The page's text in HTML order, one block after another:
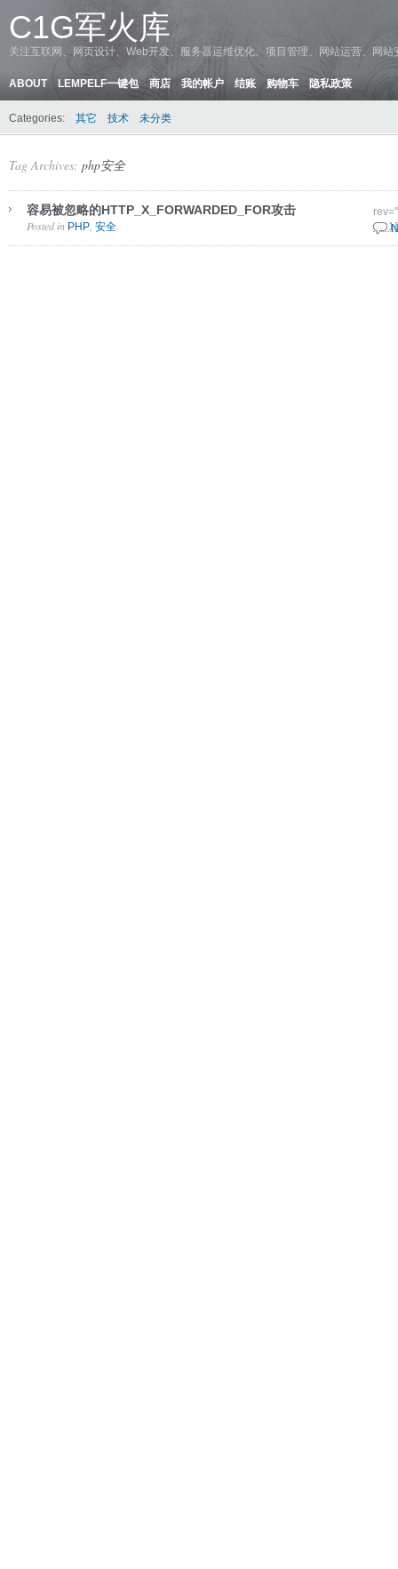
C1G军火库
关注互联网、网页设计、Web开发、服务器运维优化、项目管理、网站运营、网
ABOUT LEMPELF一键包 商店 我的帐户 结账 购物车 隐私政策
Categories: 其它 技术 未分类
Tag Archives: php安全
容易被忽略的HTTP_X_FORWARDED_FOR攻击
28
Posted in PHP 安全